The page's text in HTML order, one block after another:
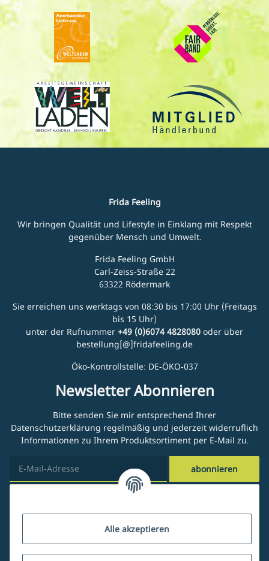
Alle akzeptieren
Frida Feeling
Wir bringen Qualität und Lifestyle in Einklang mit Respekt
gegenüber Mensch und Umwelt.
Frida Feeling GmbH
Carl-Zeiss-Straße 22
63322 Rödermark
Sie erreichen uns werktags von 08:30 bis 17:00 Uhr (Freitags
bis 15 Uhr)
unter der Rufnummer +49 (0)6074 4828080 oder über
bestellung[@]fridafeeling.de
Öko-Kontrollstelle: DE-ÖKO-037
Newsletter Abonnieren
Bitte senden Sie mir entsprechend Ihrer
Datenschutzerklärung regelmäßig und jederzeit widerruflich
Informationen zu Ihrem Produktsortiment per E-Mail zu.
abonnieren